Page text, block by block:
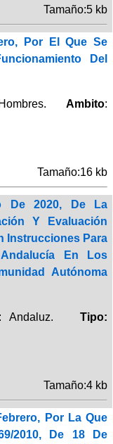
Tamaño:5 kb
Por El Que Se
Del
Hombres. Ambito:
Tamaño:16 kb
De 2020, De La
Y Evaluación
Instrucciones Para
En Los
Autónoma
Andaluz.Tipo:
Tamaño:4 kb
Por La Que
2010, De 18 De